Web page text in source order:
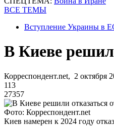
ВСЕ ТЕМЫ
Вступление Украины в
В Киеве
Корреспондент.net, 2 октября
113
27357
Фото: Корреспондент.net
Киев намерен к 2024 году